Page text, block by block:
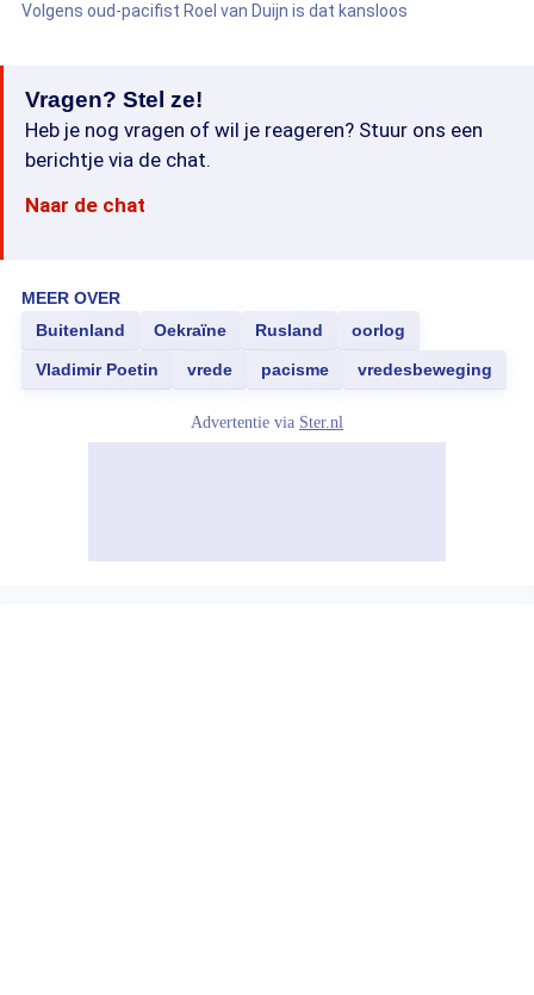
Volgens oud-pacifist Roel van Duijn is dat kansloos
Vragen? Stel ze!
Heb je nog vragen of wil je reageren? Stuur ons een
berichtje via de chat.
Naar de chat
MEER OVER
Buitenland
Oekraïne Rusland oorlog
Vladimir Poetin vrede pacisme vredesbeweging
Advertentie via Ster.nl